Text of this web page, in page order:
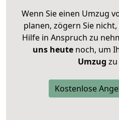
Wenn Sie einen Umzug
planen, zögern Sie
Hilfe in Anspruch zu
uns heutenoch, um
Umzug
Kostenlose